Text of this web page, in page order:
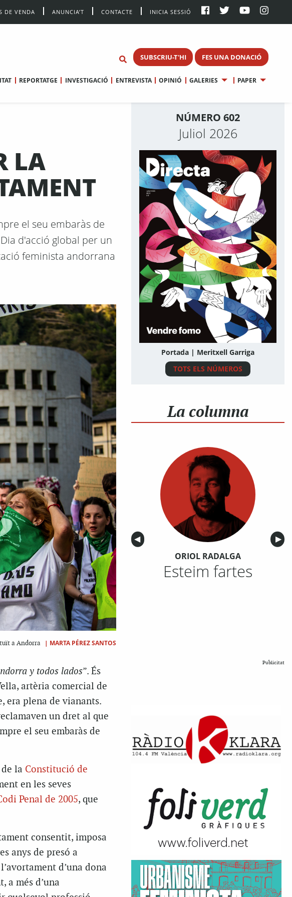
DE VENDA ANUNCIA’T CONTACTE INICIA SESSIÓ
SUBSCRIU-T'HI FES UNA DONACIÓ
REPORTATGE INVESTIGACIÓ ENTREVISTA OPINIÓ GALERIES PAPER
LA
el seu embaràs de
d'acció global per un
feminista andorrana
a Andorra | MARTA PÉREZ SANTOS
y todos lados”. És
artèria comercial de
era plena de vianants.
un dret al que
el seu embaràs de
la Constitució de
en les seves
Penal de 2005, que
consentit, imposa
anys de presó a
d’una dona
a més d’una
NÚMERO 602
Juliol 2026
Portada | Meritxell Garriga
TOTS ELS NÚMEROS
La columna
Anterior
◀︎ ▶︎
ORIOL RADALGA
Esteim fartes
Publicitat